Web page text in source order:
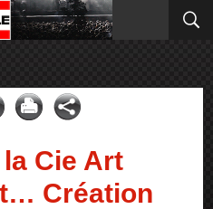
Cie Art
Création